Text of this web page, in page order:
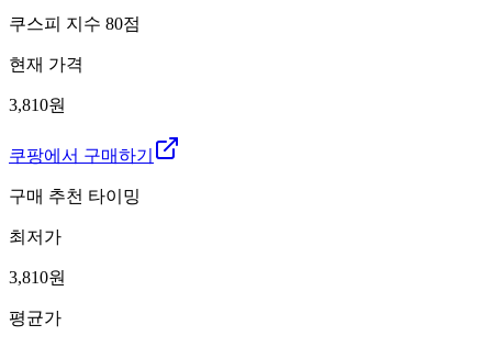
쿠스피 지수 80점
현재 가격
3,810원
쿠팡에서 구매하기
구매 추천 타이밍
최저가
3,810원
평균가